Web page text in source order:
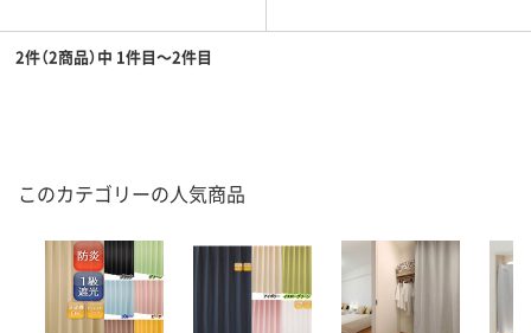
2件（2商品）中 1件目～2件目
このカテゴリーの人気商品